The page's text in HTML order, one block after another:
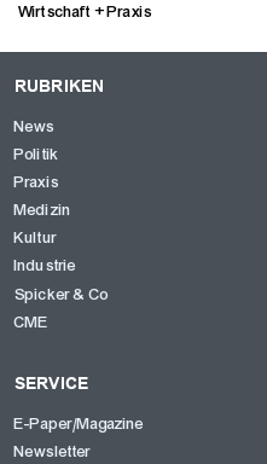
Wirtschaft + Praxis
RUBRIKEN
News
Politik
Praxis
Medizin
Kultur
Industrie
Spicker & Co
CME
SERVICE
E-Paper/Magazine
Newsletter